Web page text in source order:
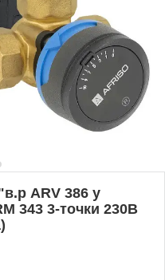
ARV 386 у
343 3-точки 230В